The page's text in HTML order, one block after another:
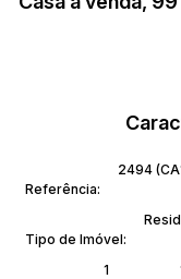
Referência:
2494
Tipo de Imóvel:
1